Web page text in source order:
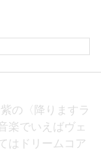
の〈降りますラ
楽でいえばヴェ
はドリームコア